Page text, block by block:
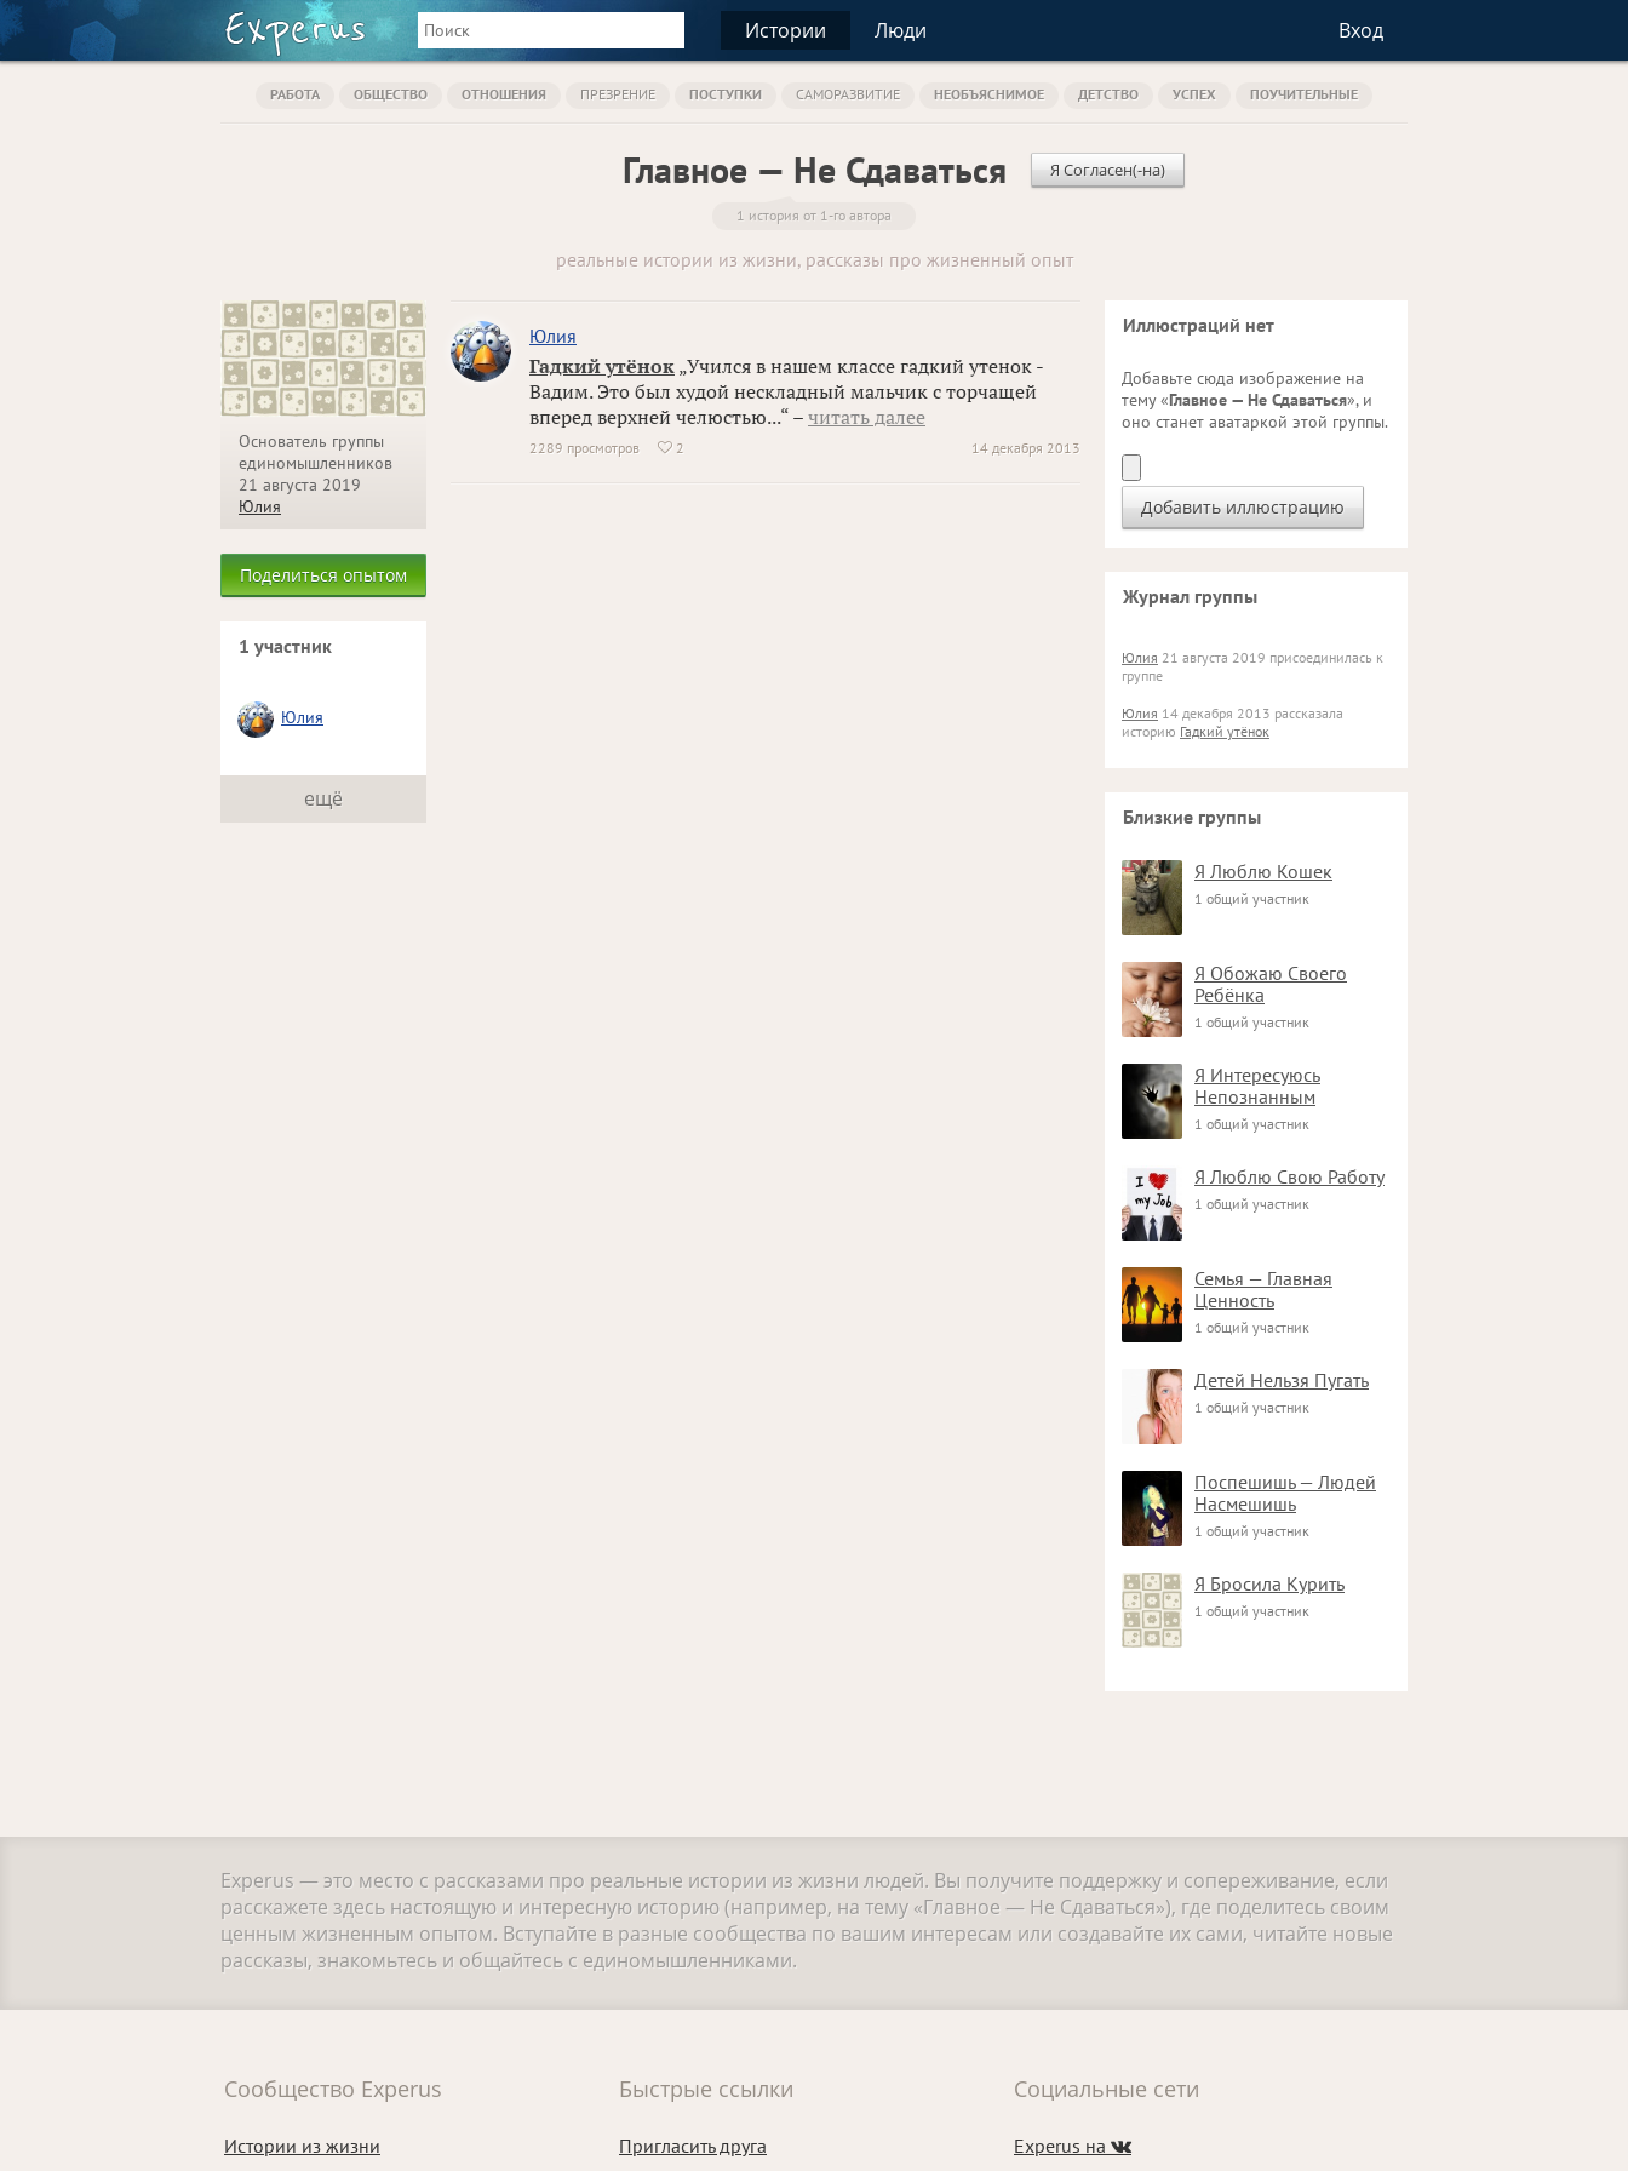
Истории Люди Вход
РАБОТА ОБЩЕСТВО ОТНОШЕНИЯ ПРЕЗРЕНИЕ ПОСТУПКИ САМОРАЗВИТИЕ НЕОБЪЯСНИМОЕ ДЕТСТВО УСПЕХ ПОУЧИТЕЛЬНЫЕ
Главное — Не Сдаваться Я Согласен(-на)
1 история от 1-го автора
реальные истории из жизни, рассказы про жизненный опыт
Основатель группы
единомышленников
21 августа 2019
Юлия
Поделиться опытом
1 участник
Юлия
ещё
Юлия
Гадкий утёнок „Учился в нашем классе гадкий утенок -
Вадим. Это был худой нескладный мальчик с торчащей
вперед верхней челюстью...“ – читать далее
14 декабря 2013
2289 просмотров  2
Иллюстраций нет
Добавьте сюда изображение на
тему «Главное — Не Сдаваться», и
оно станет аватаркой этой группы.
Журнал группы
Юлия 21 августа 2019 присоединилась к
группе
Юлия 14 декабря 2013 рассказала
историю Гадкий утёнок
Близкие группы
Я Люблю Кошек
1 общий участник
Я Обожаю Своего
Ребёнка
1 общий участник
Я Интересуюсь
Непознанным
1 общий участник
Я Люблю Свою Работу
1 общий участник
Семья — Главная
Ценность
1 общий участник
Детей Нельзя Пугать
1 общий участник
Поспешишь — Людей
Насмешишь
1 общий участник
Я Бросила Курить
1 общий участник
Experus — это место с рассказами про реальные истории из жизни людей. Вы получите поддержку и сопереживание, если
расскажете здесь настоящую и интересную историю (например, на тему «Главное — Не Сдаваться»), где поделитесь своим
ценным жизненным опытом. Вступайте в разные сообщества по вашим интересам или создавайте их сами, читайте новые
рассказы, знакомьтесь и общайтесь с единомышленниками.
Сообщество Experus
Истории из жизни
Быстрые ссылки
Пригласить друга
Социальные сети
Experus на 